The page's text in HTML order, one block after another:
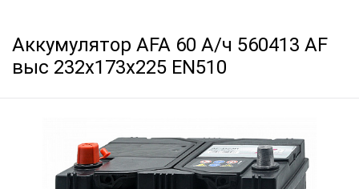
Аккумулятор AFA 60 А/ч 560413 AF
выс 232x173x225 EN510